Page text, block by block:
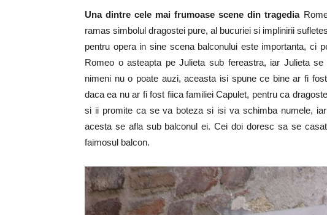
Una dintre cele mai frumoase scene din tragedia
ramas simbolul dragostei pure, al bucuriei si implinirii
pentru opera in sine scena balconului este importanta, ci
Romeo o asteapta pe Julieta sub fereastra, iar Julieta
nimeni nu o poate auzi, aceasta isi spune ce bine ar fi
daca ea nu ar fi fost fiica familiei Capulet, pentru ca
si ii promite ca se va boteza si isi va schimba numele,
acesta se afla sub balconul ei. Cei doi doresc sa se
faimosul balcon.